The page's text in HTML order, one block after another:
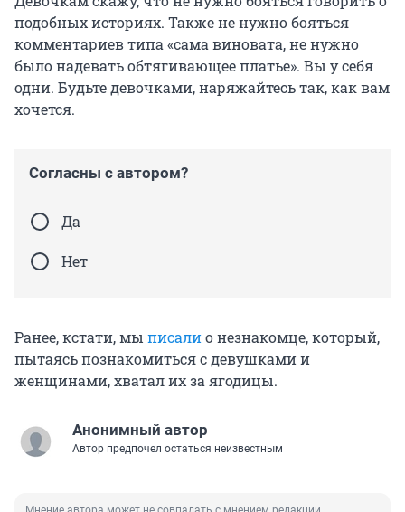
подобных историях. Также не нужно бояться
комментариев типа «сама виновата, не нужно
было надевать обтягивающее платье». Вы у себя
одни. Будьте девочками, наряжайтесь так, как вам
хочется.
Согласны с автором?
Да
Нет
Ранее, кстати, мы писалио незнакомце, который,
пытаясь познакомиться с девушками и
женщинами, хватал их за ягодицы.
Анонимный автор
Автор предпочел остаться неизвестным